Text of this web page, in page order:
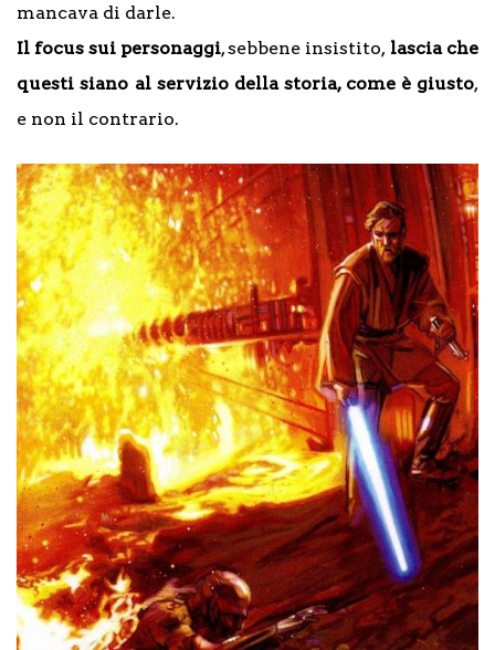
mancava di darle.
Il focus sui personaggi, sebbene insistito, lascia che
questi siano al servizio della storia, come è giusto,
e non il contrario.